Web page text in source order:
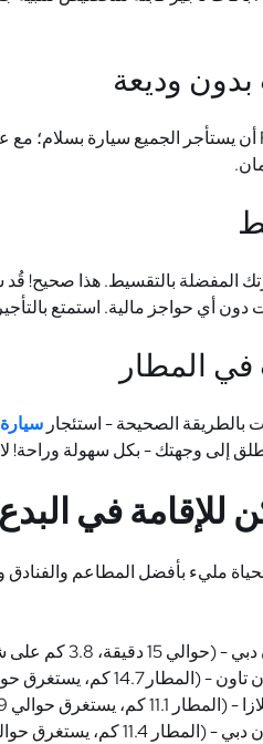
بدون وديعة
أن يستأجر الجميع سيارة بسلام؛
المفضلة بالتقسيط. هذا صحيح! قُد
دون أي حواجز مالية. استمتع
في المطار
بالطريقة الصحيحة - استئجار
إلى وجهتك - بكل سهولة وراحة!
للإقامة في البدع
مليء بأفضل المطاعم
3.8 كم على شارع المستقبل /
كم، يستغرق حوالي 24 دقيقة)
يستغرق حوالي 19 دقيقة)
كم، يستغرق حوالي 20 دقيقة)